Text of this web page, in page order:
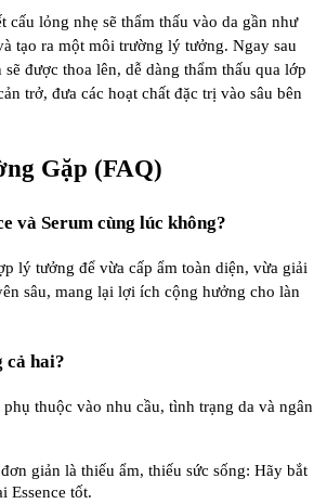
cấu lỏng nhẹ sẽ thẩm thấu vào da gần như
tạo ra một môi trường lý tưởng. Ngay sau
được thoa lên, dễ dàng thẩm thấu qua lớp
trở, đưa các hoạt chất đặc trị vào sâu bên
Gặp (FAQ)
và Serum cùng lúc không?
lý tưởng để vừa cấp ẩm toàn diện, vừa giải
sâu, mang lại lợi ích cộng hưởng cho làn
cả hai?
thuộc vào nhu cầu, tình trạng da và ngân
giản là thiếu ẩm, thiếu sức sống: Hãy bắt
Essence tốt.